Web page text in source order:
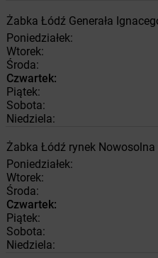
Żabka Łódź Generała
Poniedziałek:
Wtorek:
Środa:
Czwartek:
Piątek:
Sobota:
Niedziela:
Żabka Łódź rynek Nowosolna
Poniedziałek:
Wtorek:
Środa:
Czwartek:
Piątek:
Sobota:
Niedziela: